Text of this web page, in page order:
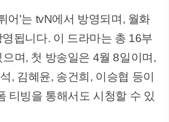
어'는 tvN에서 방영되며, 월화
됩니다. 이 드라마는 총 16부
며, 첫 방송일은 4월 8일이며,
, 김혜윤, 송건희, 이승협 등이
티빙을 통해서도 시청할 수 있